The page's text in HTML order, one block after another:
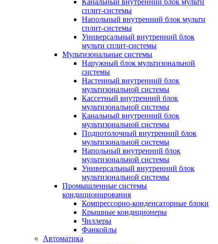
Канальный внутренний блок мульти
сплит-системы
Напольный внутренний блок мульти
сплит-системы
Универсальный внутренний блок
мульти сплит-системы
Мультизональные системы
Наружный блок мультизональной
системы
Настенный внутренний блок
мультизональной системы
Кассетный внутренний блок
мультизональной системы
Канальный внутренний блок
мультизональной системы
Подпотолочный внутренний блок
мультизональной системы
Напольный внутренний блок
мультизональной системы
Универсальный внутренний блок
мультизональной системы
Промышленные системы
кондиционирования
Компрессорно-конденсаторные блоки
Крышные кондиционеры
Чиллеры
Фанкойлы
Автоматика